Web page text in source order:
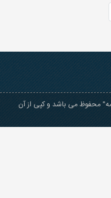
می باشد و کپی از آن